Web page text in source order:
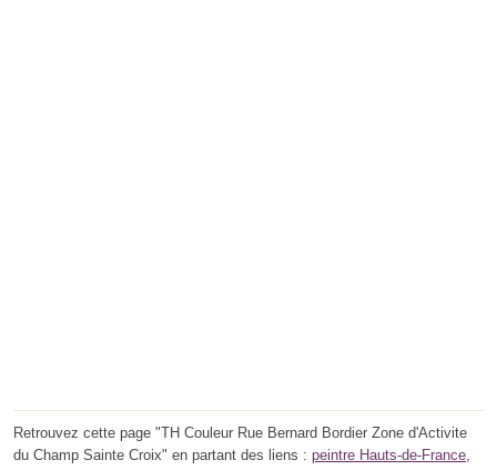
Retrouvez cette page "TH Couleur Rue Bernard Bordier Zone d'Activite
du Champ Sainte Croix" en partant des liens : peintre Hauts-de-France,